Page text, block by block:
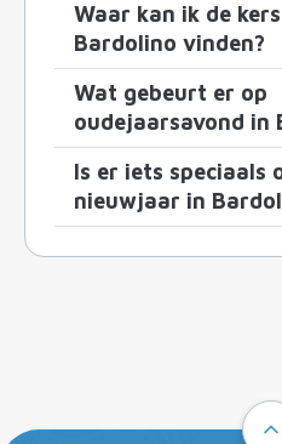
Waar kan ik de
Bardolino vinden?
Wat gebeurt er op
oudejaarsavond in
Is er iets speciaals
nieuwjaar in